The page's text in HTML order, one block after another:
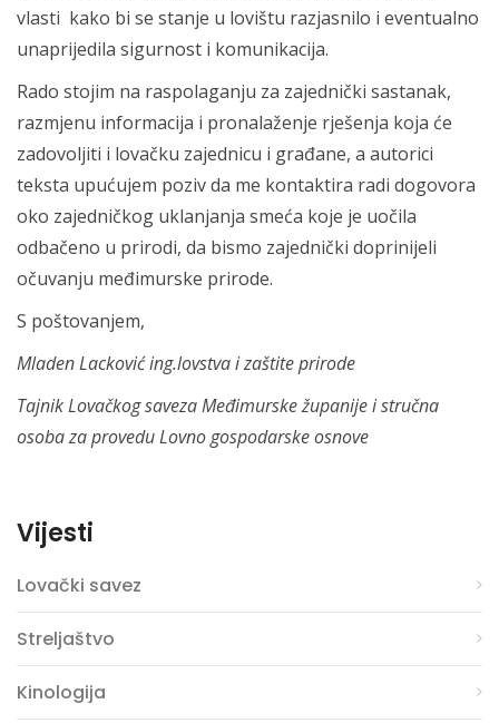
vlasti kako bi se stanje u lovištu razjasnilo i eventualno
unaprijedila sigurnost i komunikacija.
Rado stojim na raspolaganju za zajednički sastanak,
razmjenu informacija i pronalaženje rješenja koja će
zadovoljiti i lovačku zajednicu i građane, a autorici
teksta upućujem poziv da me kontaktira radi dogovora
oko zajedničkog uklanjanja smeća koje je uočila
odbačeno u prirodi, da bismo zajednički doprinijeli
očuvanju međimurske prirode.
S poštovanjem,
Mladen Lacković ing.lovstva i zaštite prirode
Tajnik Lovačkog saveza Međimurske županije i stručna
osoba za provedu Lovno gospodarske osnove
Vijesti
Lovački savez
Streljaštvo
Kinologija